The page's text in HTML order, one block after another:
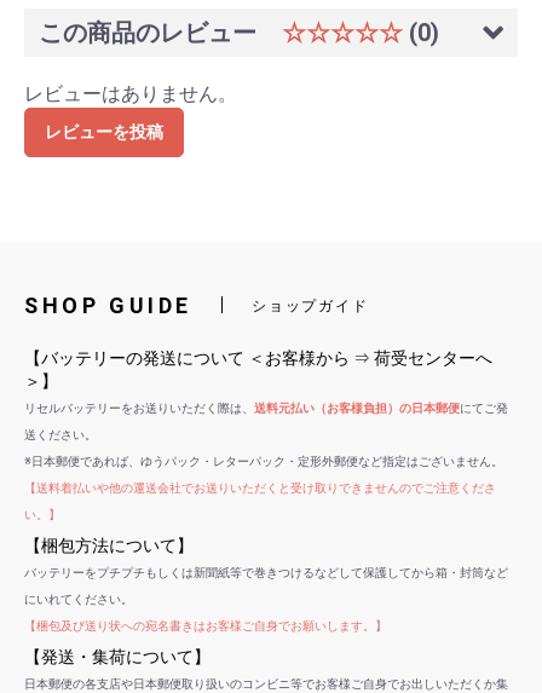
この商品のレビュー ☆☆☆☆☆ (0)
レビューはありません。
レビューを投稿
SHOP GUIDE ショップガイド
【バッテリーの発送について ＜お客様から ⇒ 荷受センターへ
＞】
リセルバッテリーをお送りいただく際は、 送料元払い（お客様負担）の日本郵便にてご発
送ください。
※日本郵便であれば、ゆうパック・レターパック・定形外郵便など指定はございません。
【送料着払いや他の運送会社でお送りいただくと受け取りできませんのでご注意くださ
い。】
【梱包方法について】
バッテリーをプチプチもしくは新聞紙等で巻きつけるなどして保護してから箱・封筒など
にいれてください。
【梱包及び送り状への宛名書きはお客様ご自身でお願いします。】
【発送・集荷について】
日本郵便の各支店や日本郵便取り扱いのコンビニ等でお客様ご自身でお出しいただくか集